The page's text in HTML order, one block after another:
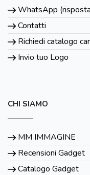
WhatsApp
Contatti
Richiedi catalogo
Invio tuo Logo
CHI SIAMO
MM IMMAGINE
Recensioni Gadget
Catalogo Gadget